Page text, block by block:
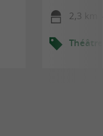
2,3 km
Théâtre